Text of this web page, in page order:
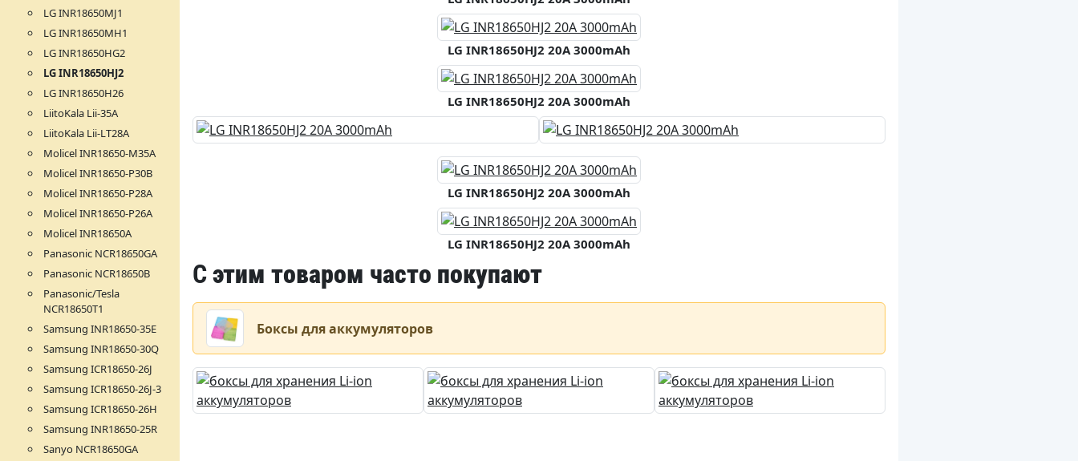
LG INR18650MJ1
LG INR18650MH1
LG INR18650HG2
LG INR18650HJ2
LG INR18650H26
LiitoKala Lii-35A
LiitoKala Lii-LT28A
Molicel INR18650-M35A
Molicel INR18650-P30B
Molicel INR18650-P28A
Molicel INR18650-P26A
Molicel INR18650A
Panasonic NCR18650GA
Panasonic NCR18650B
Panasonic/Tesla
NCR18650T1
Samsung INR18650-35E
Samsung INR18650-30Q
Samsung ICR18650-26J
Samsung ICR18650-26J-3
Samsung ICR18650-26H
Samsung INR18650-25R
Sanyo NCR18650GA
LG INR18650HJ2 20A 3000mAh
LG INR18650HJ2 20A 3000mAh
LG INR18650HJ2 20A 3000mAh
LG INR18650HJ2 20A 3000mAh
Сэтим товаром часто покупают
Боксы для аккумуляторов